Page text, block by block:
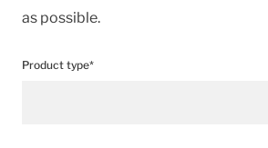
as possible.
Product type*